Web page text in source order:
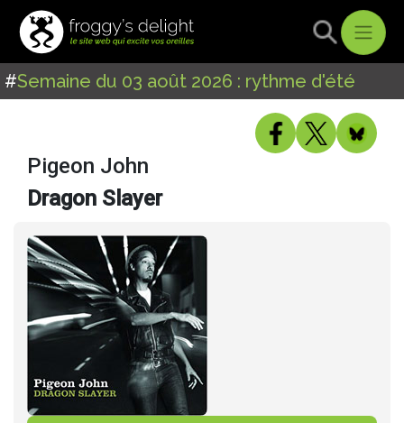
#Semaine du 03 août 2026 : rythme d'été
Pigeon John
Dragon Slayer